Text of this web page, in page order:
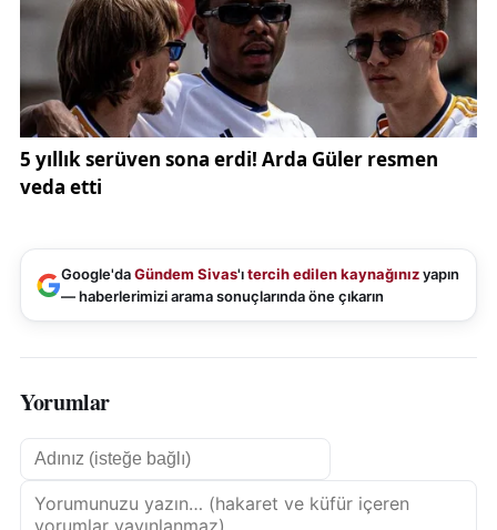
Google'daGündem Sivas'ıtercih edilen kaynağınızyapın
— haberlerimizi arama sonuçlarında öne çıkarın
Yorumlar